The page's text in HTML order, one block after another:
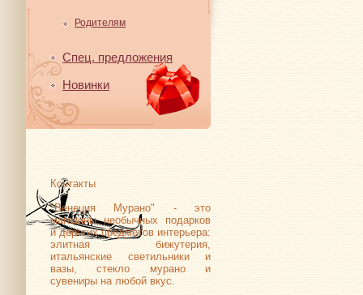
Родителям
Спец. предложения
Новинки
Контакты
"Венеция Мурано" - это
магазины необычных подарков
и дорогих предметов интерьера:
элитная бижутерия,
итальянские светильники и
вазы, стекло мурано и
сувениры на любой вкус.